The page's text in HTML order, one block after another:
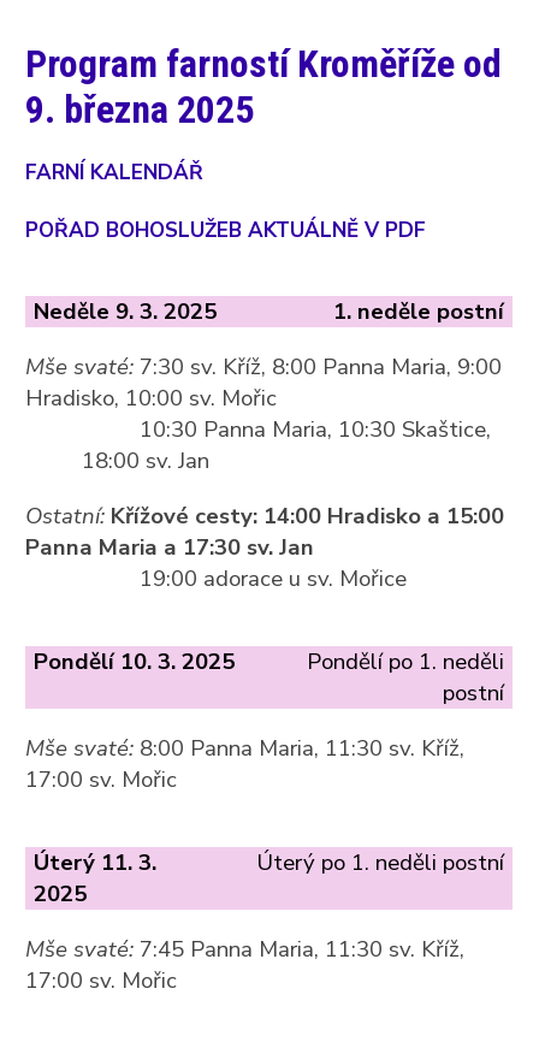
Program farností Kroměříže od
9. března 2025
FARNÍ KALENDÁŘ
POŘAD BOHOSLUŽEB AKTUÁLNĚ V PDF
Neděle 9. 3. 2025
1. neděle postní
Mše svaté: 7:30 sv. Kříž, 8:00 Panna Maria, 9:00
Hradisko, 10:00 sv. Mořic
10:30 Panna Maria, 10:30 Skaštice,
18:00 sv. Jan
Ostatní: Křížové cesty: 14:00 Hradisko a 15:00
Panna Maria a 17:30 sv. Jan
19:00 adorace u sv. Mořice
Pondělí 10. 3. 2025
Pondělí po 1. neděli
postní
Mše svaté: 8:00 Panna Maria, 11:30 sv. Kříž,
17:00 sv. Mořic
Úterý 11. 3.
2025
Úterý po 1. neděli postní
Mše svaté: 7:45 Panna Maria, 11:30 sv. Kříž,
17:00 sv. Mořic